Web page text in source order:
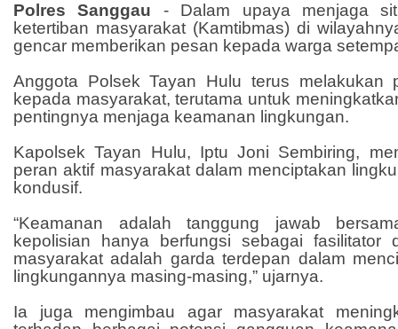
Polres Sanggau - Dalam upaya menjaga
ketertiban masyarakat (Kamtibmas) di
gencar memberikan pesan kepada warga
Anggota Polsek Tayan Hulu terus melakukan
kepada masyarakat, terutama untuk
pentingnya menjaga keamanan lingkungan.
Kapolsek Tayan Hulu, Iptu Joni Sembiring,
peran aktif masyarakat dalam menciptakan
kondusif.
“Keamanan adalah tanggung jawab
kepolisian hanya berfungsi sebagai fasilitator
masyarakat adalah garda terdepan dalam
lingkungannya masing-masing,” ujarnya.
Ia juga mengimbau agar masyarakat